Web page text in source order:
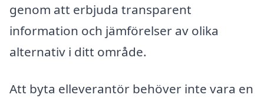
genom att erbjuda transparent
information och jämförelser av olika
alternativ i ditt område.
Att byta elleverantör behöver inte vara en